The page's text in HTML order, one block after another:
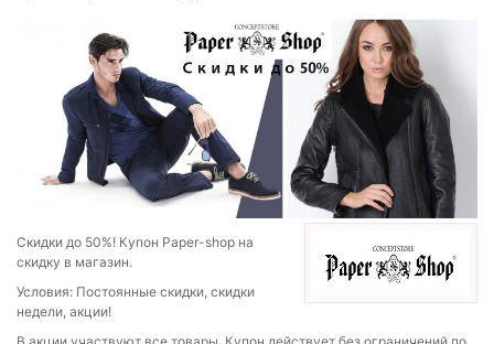
Скидки до 50%! Купон Paper-shop на
скидку в магазин.
Условия: Постоянные скидки, скидки
недели, акции!